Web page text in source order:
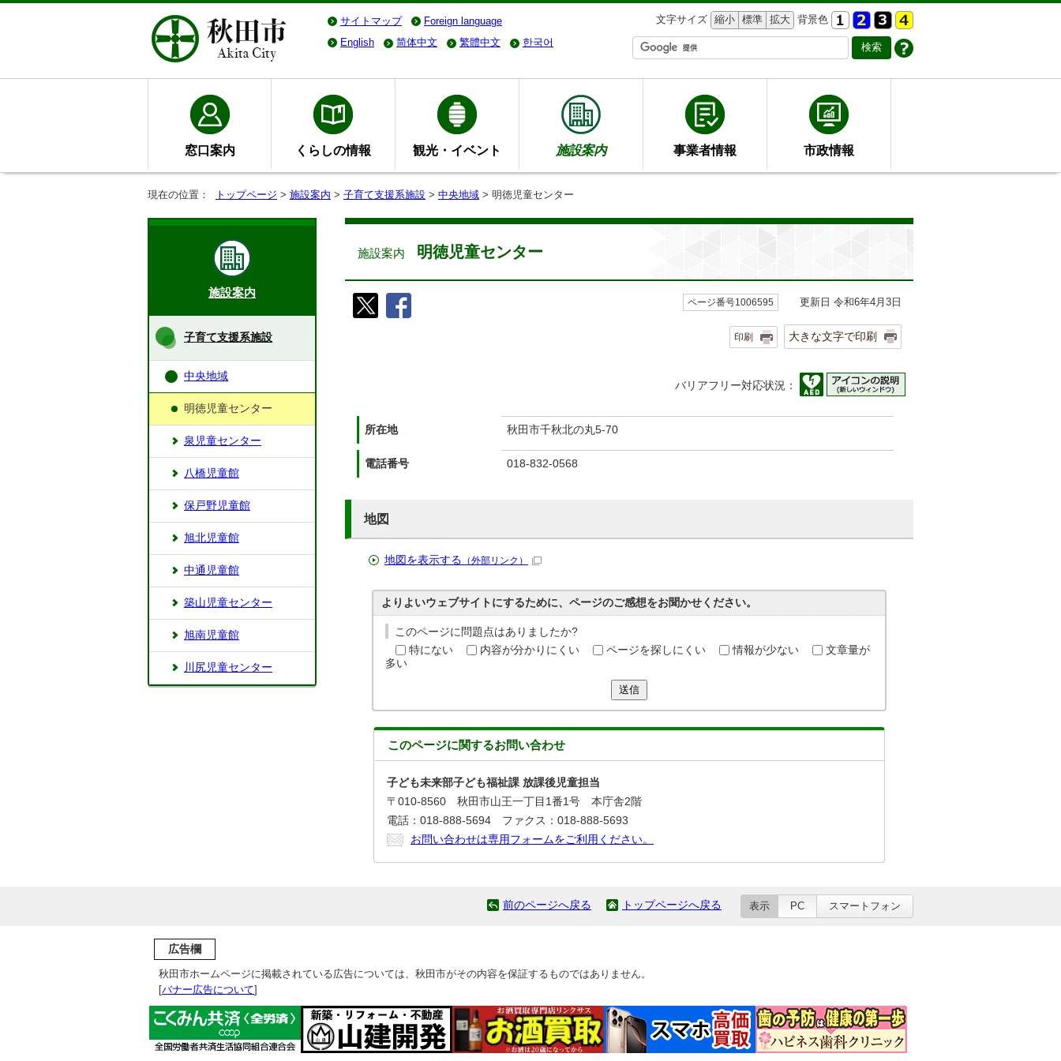
サイトマップ Foreign language 文字サイズ 縮小 標準 拡大 背景色
English
简体中文 繁體中文 한국어
窓口案内 くらしの情報 観光・イベント 施設案内 事業者情報 市政情報
現在の位置： トップページ > 施設案内 > 子育て支援系施設 > 中央地域 > 明徳児童センター
施設案内 明徳児童センター
ページ番号1006595 更新日 令和6年4月3日
印刷 大きな文字で印刷
バリアフリー対応状況：
所在地 秋田市千秋北の丸5-70
電話番号 018-832-0568
地図
地図を表示する （外部リンク）
よりよいウェブサイトにするために、ページのご感想をお聞かせください。
このページに問題点はありましたか?
特にない
内容が分かりにくい ページを探しにくい 情報が少ない
文章量が
多い
送信
このページに関するお問い合わせ
子ども未来部子ども福祉課 放課後児童担当
〒010-8560 秋田市山王一丁目1番1号 本庁舎2階
電話：018-888-5694 ファクス：018-888-5693
お問い合わせは専用フォームをご利用ください。
施設案内
子育て支援系施設
中央地域
明徳児童センター
泉児童センター
八橋児童館
保戸野児童館
旭北児童館
中通児童館
築山児童センター
旭南児童館
川尻児童センター
前のページへ戻る トップページへ戻る 表示 PC スマートフォン
広告欄
秋田市ホームページに掲載されている広告については、秋田市がその内容を保証するものではありません。
[バナー広告について]